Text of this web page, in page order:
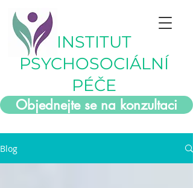
INSTITUT
PSYCHOSOCIÁLNÍ
PÉČE
Objednejte se na konzultaci
Blog